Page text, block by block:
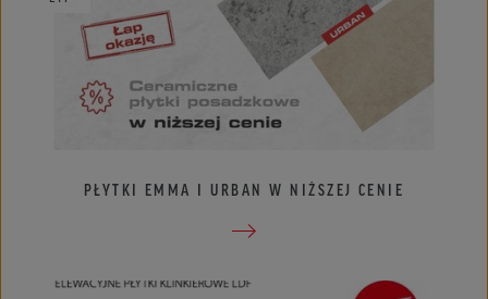
PŁYTKI EMMA I URBAN W NIŻSZEJ CENIE